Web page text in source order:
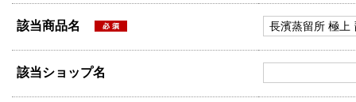
該当商品名
該当ショップ名